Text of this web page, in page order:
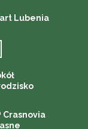
Lubenia
Crasnovia